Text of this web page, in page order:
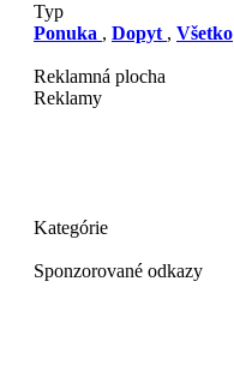
Typ
Ponuka , Dopyt , Všetko
Reklamná plocha
Reklamy
Kategórie
Sponzorované odkazy